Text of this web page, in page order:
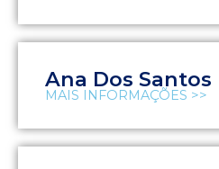
Ana Dos Santos
MAIS INFORMAÇÕES >>